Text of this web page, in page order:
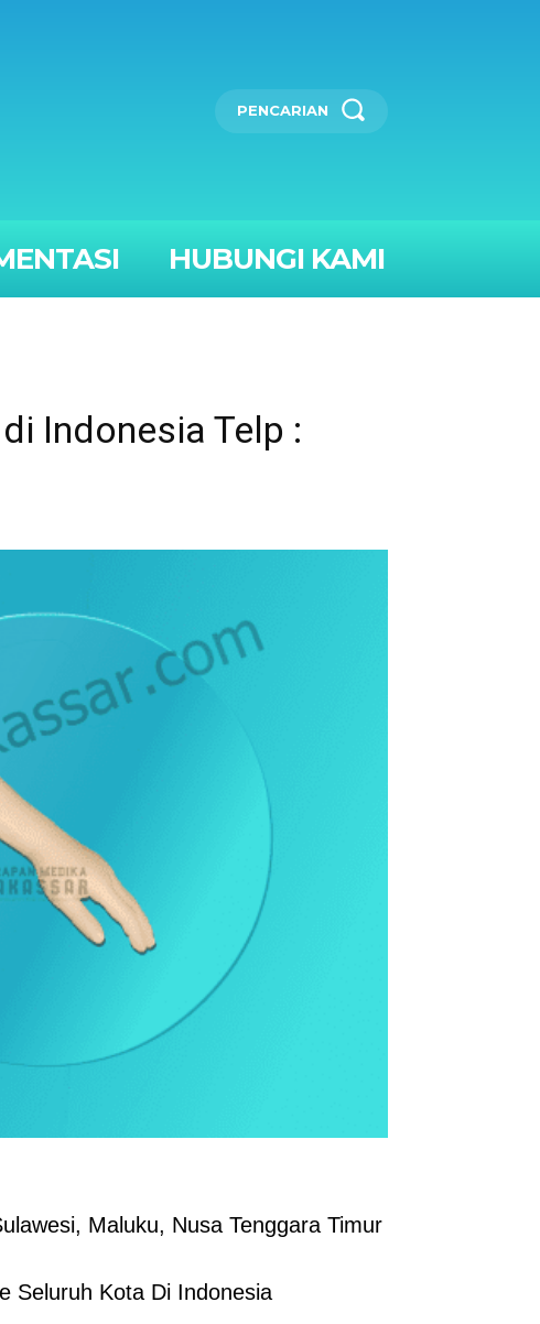
PENCARIAN
HUBUNGI KAMI
Indonesia Telp :
Maluku, Nusa Tenggara Timur
Seluruh Kota Di Indonesia